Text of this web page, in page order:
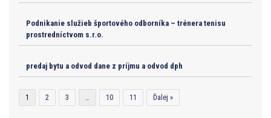
Podnikanie služieb športového odborníka – trénera tenisu
prostredníctvom s.r.o.
predaj bytu a odvod dane z príjmu a odvod dph
1 2 3 10 11 Ďalej »